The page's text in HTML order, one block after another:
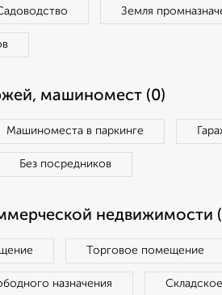
Земля
машиномест (0)
Машиноместа в паркинге
Без посредников
недвижимости
Торговое помещение
назначения